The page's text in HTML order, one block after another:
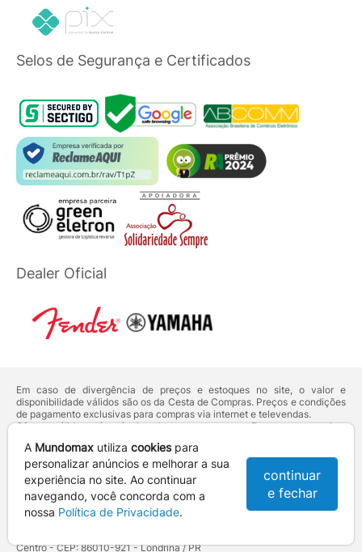
Selos de Segurança e Certificados
Dealer Oficial
Em caso de divergência de preços e estoques no site, o valor e
disponibilidade válidos são os da Cesta de Compras. Preços e condições
de pagamento exclusivas para compras via internet e televendas.
Ofertas válidas até o término de nossos estoques. Para compras acima
deVenda Corporativa.
Os preços apresentados no site prevalecem sobre outros anunciados em
qualquer outro meio de comunicação ou sites de buscas. Código de
Defesa do Consumidor:Lei nº 8.078.
Vendas sujeitas à confirmação de dados e análises de crédito e risco.
Centro - CEP: 86010-921 - Londrina / PR
A Mundomax utiliza cookiespara
personalizar anúncios e melhorar a sua
experiência no site. Ao continuar
navegando, você concorda com a
nossa Política de Privacidade.
continuar
e fechar